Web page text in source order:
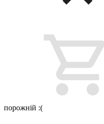
порожній :(